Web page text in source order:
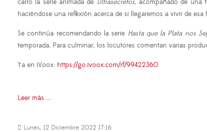
haciéndose una reflexión acerca de si llegaremos a vivir de esa
Se continúa recomendando la serie Hasta que la Plata nos
temporada. Para culminar, los locutores comentan varias
Ya en iVoox: https://go.ivoox.com/rf/99422360
Leer más ...
Lunes, 12 Diciembre 2022 17:16